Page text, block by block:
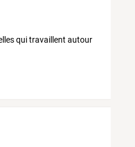
qui travaillent autour